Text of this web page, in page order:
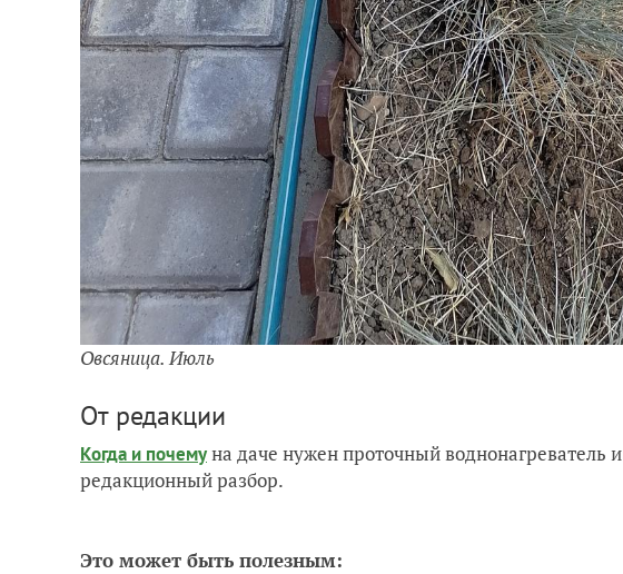
Овсяница. Июль
От редакции
Когда и почемуна даче нужен проточный воднонагреватель и
редакционный разбор.
Это может быть полезным: